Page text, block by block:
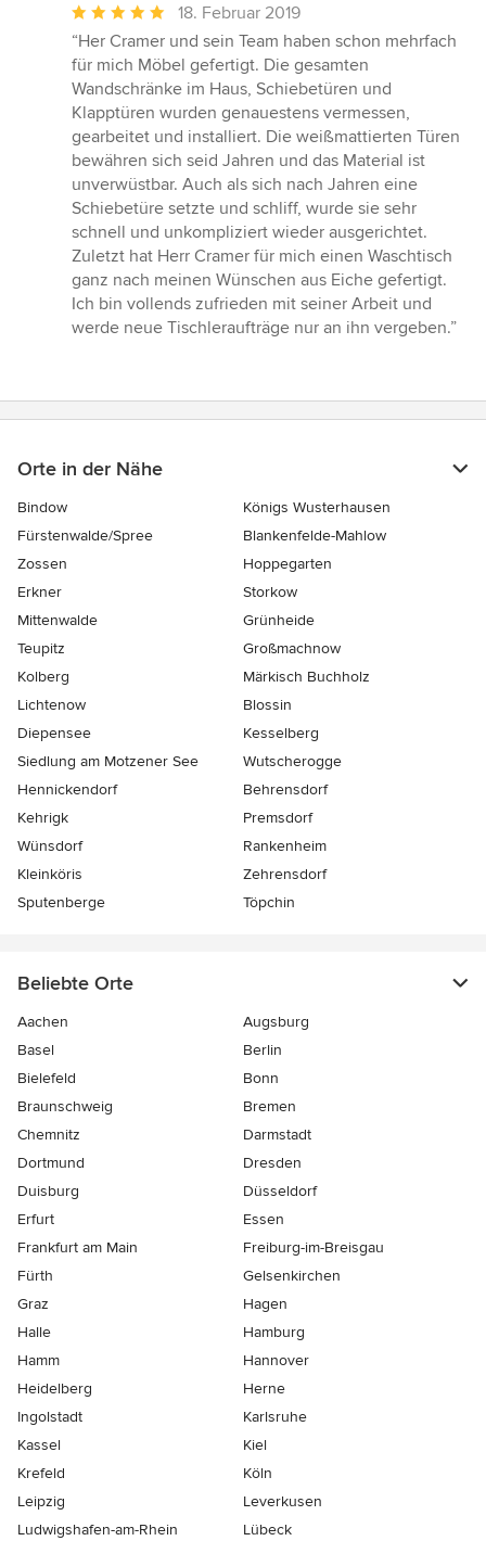
Durchschnittliche
Bewertung:
5
von
5
Sternen
18. Februar 2019
“Her Cramer und sein Team haben schon mehrfach
für mich Möbel gefertigt. Die gesamten
Wandschränke im Haus, Schiebetüren und
Klapptüren wurden genauestens vermessen,
gearbeitet und installiert. Die weißmattierten Türen
bewähren sich seid Jahren und das Material ist
unverwüstbar. Auch als sich nach Jahren eine
Schiebetüre setzte und schliff, wurde sie sehr
schnell und unkompliziert wieder ausgerichtet.
Zuletzt hat Herr Cramer für mich einen Waschtisch
ganz nach meinen Wünschen aus Eiche gefertigt.
Ich bin vollends zufrieden mit seiner Arbeit und
werde neue Tischleraufträge nur an ihn vergeben.”
Orte in der Nähe
Bindow
Königs Wusterhausen
Fürstenwalde/Spree
Blankenfelde-Mahlow
Zossen
Hoppegarten
Erkner
Storkow
Mittenwalde
Grünheide
Teupitz
Großmachnow
Kolberg
Märkisch Buchholz
Lichtenow
Blossin
Diepensee
Kesselberg
Siedlung am Motzener See
Wutscherogge
Hennickendorf
Behrensdorf
Kehrigk
Premsdorf
Wünsdorf
Rankenheim
Kleinköris
Zehrensdorf
Sputenberge
Töpchin
Beliebte Orte
Aachen
Augsburg
Basel
Berlin
Bielefeld
Bonn
Braunschweig
Bremen
Chemnitz
Darmstadt
Dortmund
Dresden
Duisburg
Düsseldorf
Erfurt
Essen
Frankfurt am Main
Freiburg-im-Breisgau
Fürth
Gelsenkirchen
Graz
Hagen
Halle
Hamburg
Hamm
Hannover
Heidelberg
Herne
Ingolstadt
Karlsruhe
Kassel
Kiel
Krefeld
Köln
Leipzig
Leverkusen
Ludwigshafen-am-Rhein
Lübeck